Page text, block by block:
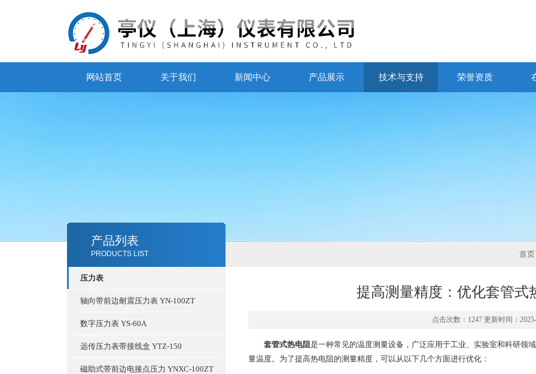
网站首页 关于我们 新闻中心 产品展示 技术与支持 荣誉资质
产品列表
PRODUCTS LIST
压力表
轴向带前边耐震压力表 YN-100ZT
数字压力表 YS-60A
远传压力表带接线盒 YTZ-150
磁助式带前边电接点压力 YNXC-100ZT
首页
提高测量精度：优化套管式
点击次数：1247 更新时间：
套管式热电阻是一种常见的温度测量设备，广泛应用于工业、实验室和科研领
量温度。为了提高热电阻的测量精度，可以从以下几个方面进行优化：